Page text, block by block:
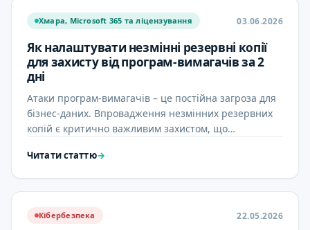
03.06.2026
Хмара, Microsoft 365 та ліцензування
Як налаштувати незмінні резервні копії
для захисту від програм-вимагачів за 2
дні
Атаки програм-вимагачів – це постійна загроза для
бізнес-даних. Впровадження незмінних резервних
копій є критично важливим захистом, що
Читати статтю→
22.05.2026
Кібербезпека